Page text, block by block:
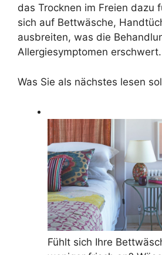
das Trocknen im Freien dazu
sich auf Bettwäsche,
ausbreiten, was die
Allergiesymptomen erschwert.
Was Sie als nächstes lesen
Fühlt sich Ihre